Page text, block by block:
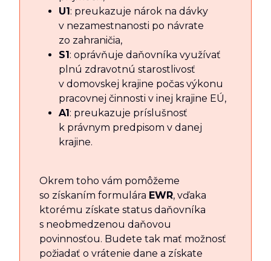
U1: preukazuje nárok na dávky
v nezamestnanosti po návrate
zo zahraničia,
S1: oprávňuje daňovníka využívať
plnú zdravotnú starostlivosť
v domovskej krajine počas výkonu
pracovnej činnosti v inej krajine EÚ,
A1: preukazuje príslušnosť
k právnym predpisom v danej
krajine.
Okrem toho vám pomôžeme
so získaním formulára EWR, vďaka
ktorému získate status daňovníka
s neobmedzenou daňovou
povinnosťou. Budete tak mať možnosť
požiadať o vrátenie dane a získate